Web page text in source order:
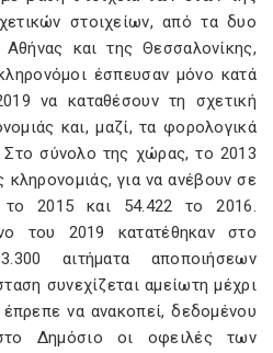
στοιχείων, από τα δυο
Αθήνας και της Θεσσαλονίκης,
έσπευσαν μόνο κατά
να καταθέσουν τη σχετική
και, μαζί, τα φορολογικά
σύνολο της χώρας, το 2013
κληρονομιάς, για να ανέβουν σε
2015 και 54.422 το 2016.
του 2019 κατατέθηκαν στο
αιτήματα αποποιήσεων
συνεχίζεται αμείωτη μέχρι
να ανακοπεί, δεδομένου
Δημόσιο οι οφειλές των